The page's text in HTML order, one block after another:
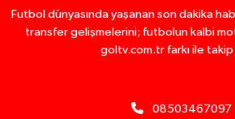
Futbol dünyasında yaşanan son dakika
transfer gelişmelerini; futbolun kalbi
goltv.com.tr farkı ile
08503467097